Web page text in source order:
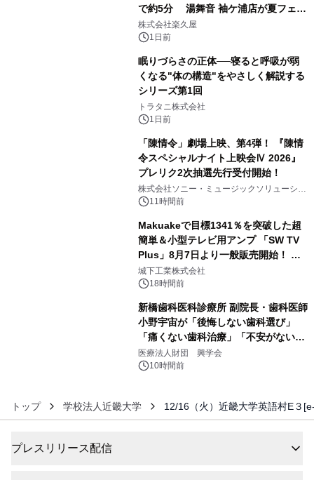
で約5分 湯舞音 袖ケ浦店が夏フェア
メニューを提供
株式会社楽久屋
1日前
眠りづらさの正体──寝ると呼吸が弱
くなる"体の構造"をやさしく解説する
シリーズ第1回
トラタニ株式会社
1日前
「陳情令」劇場上映、第4弾！ 『陳情
令スペシャルナイト上映会Ⅳ 2026』
プレリク2次抽選先行受付開始！
株式会社ソニー・ミュージックソリューショ
ンズ11時間前
Makuakeで目標1341％を突破した超
簡単＆小型テレビ用アンプ 「SW TV
Plus」8月7日より一般販売開始！ ケ
ーブル1本つなぐだけ、テレビの音が
ぐっと豊かに
城下工業株式会社
18時間前
新橋歯科医科診療所 副院長・歯科医師
小野宇宙が「後悔しない歯科選び」
「痛くない歯科治療」「不安がない治
療計画」をテーマに専門監修
医療法人財団 興学会
10時間前
トップ 学校法人近畿大学 12/16（火）近畿大学英語村E３
プレスリリース配信